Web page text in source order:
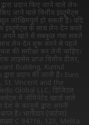
प्रदान किए जाने वाले लेन-
जाने वाले वित्तीय इंस्ट्रुमेंट्स
जोखिमपूर्ण हो सकती है। यदि
इंस्ट्रुमेंट्स के साथ लेन-देन करते
अपने खाते से सबकुछ गंवा सकते
साथ लेन-देन शुरू करने से पहले
की समीक्षा कर लेनी चाहिए।
प्राप्त वित्तीय डीलर,
Building, Kumul
प्रदान की जाती हैं। Euro
St. Vincent and the
Global LLC, डिजिटल
में नॉमिनेटेड खातों वाले
देश के कानूनों द्वारा अपनी
हैं। भागीदार (पार्टनर)
C 94716, 123, Melita